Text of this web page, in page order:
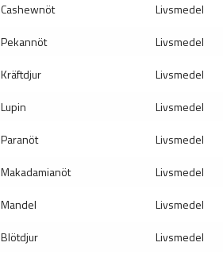
Cashewnöt Livsmedel
Pekannöt Livsmedel
Kräftdjur Livsmedel
Lupin Livsmedel
Paranöt Livsmedel
Makadamianöt Livsmedel
Mandel Livsmedel
Blötdjur Livsmedel